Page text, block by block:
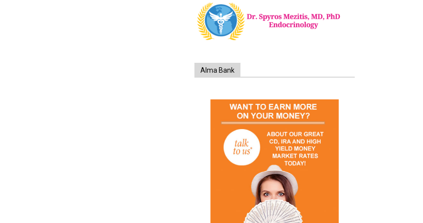
Alma Bank